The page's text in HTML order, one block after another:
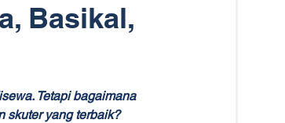
Basikal,
Tetapi bagaimana
skuter yang terbaik?